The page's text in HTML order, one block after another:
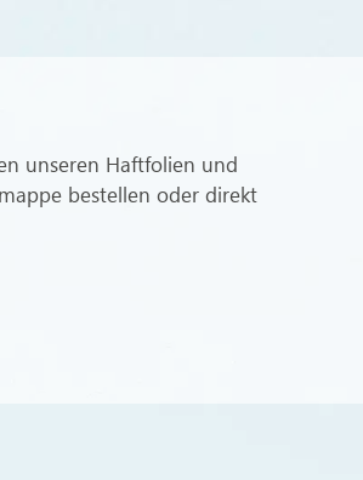
unseren Haftfolien und
bestellen oder direkt